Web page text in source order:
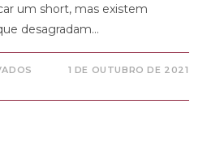
um short, mas existem
desagradam…
1 DE OUTUBRO DE 2021